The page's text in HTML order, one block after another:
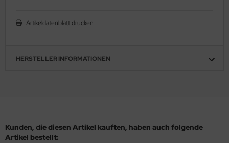
Artikeldatenblatt drucken
HERSTELLER INFORMATIONEN
Kunden, die diesen Artikel kauften, haben auch folgende
Artikel bestellt: